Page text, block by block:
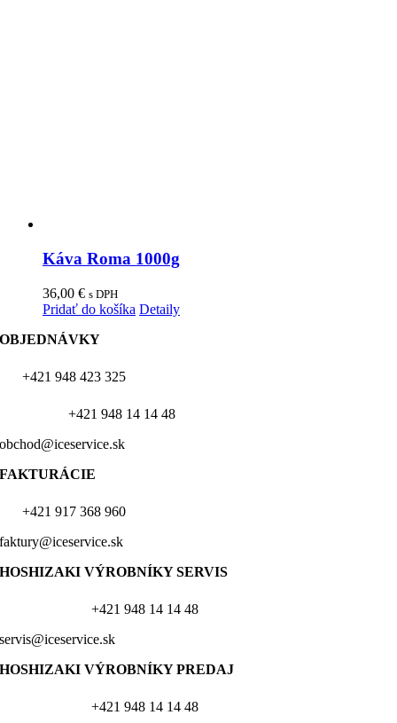
Káva Roma 1000g
36,00 € s DPH
Pridať do košíka Detaily
OBJEDNÁVKY
+421 948 423 325
+421 948 14 14 48
obchod@iceservice.sk
FAKTURÁCIE
+421 917 368 960
faktury@iceservice.sk
HOSHIZAKI VÝROBNÍKYSERVIS
+421 948 14 14 48
servis@iceservice.sk
HOSHIZAKI VÝROBNÍKY PREDAJ
+421 948 14 14 48